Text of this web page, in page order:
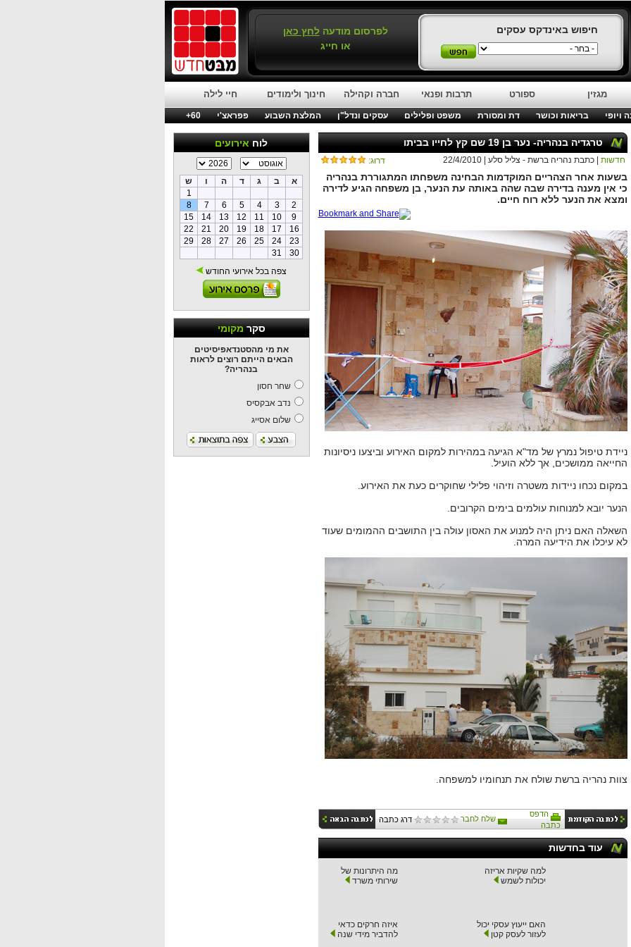
חיפוש באינדקס עסקים לפרסום מודעהלחץ כאן
או חייג
מגזין ספורט תרבות ופנאי חברה וקהילה חינוך ולימודים חיי לילה
ויופי בריאות וכושר דת ומסורת משפט ופלילים עסקים ונדל"ן המלצת השבוע פפראצ'י
60+
לוחאירועים
א ב ג ד ה ו
ש
1
2
3
4
5
6
7
8
9
10
11
12
13
14
15
16
17
18
19
20
21
22
23
24
25
26
27
28
29
30
31
צפה בכל אירועי החודש
סקרמקומי
את מי מהסטנדאפיסיטים
הבאים הייתם רוצים לראות
בנהריה?
שחר חסון
נדב אבקסיס
שלום אסייג
טרגדיה בנהריה- נער בן 19 שם קץ לחייו בביתו
דרוג: חדשות | כתבת נהריה ברשת - צליל סלע | 22/4/2010
בשעות אחר הצהריים המוקדמות הבחינה משפחתו המתגוררת בנהריה
כי אין מענה בדירה שבה שהה באותה עת הנער, בן משפחה הגיע לדירה
ומצא את הנער ללא רוח חיים.
ניידת טיפול נמרץ של מד"א הגיעה במהירות למקום האירוע וביצעו ניסיונות
החייאה ממושכים, אך ללא הועיל.
במקום נכחו ניידות משטרה וזיהוי פלילי שחוקרים כעת את האירוע.
הנער יובא למנוחות עולמים בימים הקרובים.
השאלה האם ניתן היה למנוע את האסון עולה בין התושבים ההמומים שעוד
לא עיכלו את הידיעה המרה.
צוות נהריה ברשת שולח את תנחומיו למשפחה.
הדפס
כתבה
שלח לחבר דרג כתבה
עוד בחדשות
למה שקיות אריזה
יכולות לשמש
מה היתרונות של
שירותי משרד
האם ייעוץ עסקי יכול
לעזור לעסק קטן
איזה חרקים כדאי
להדביר מידי שנה